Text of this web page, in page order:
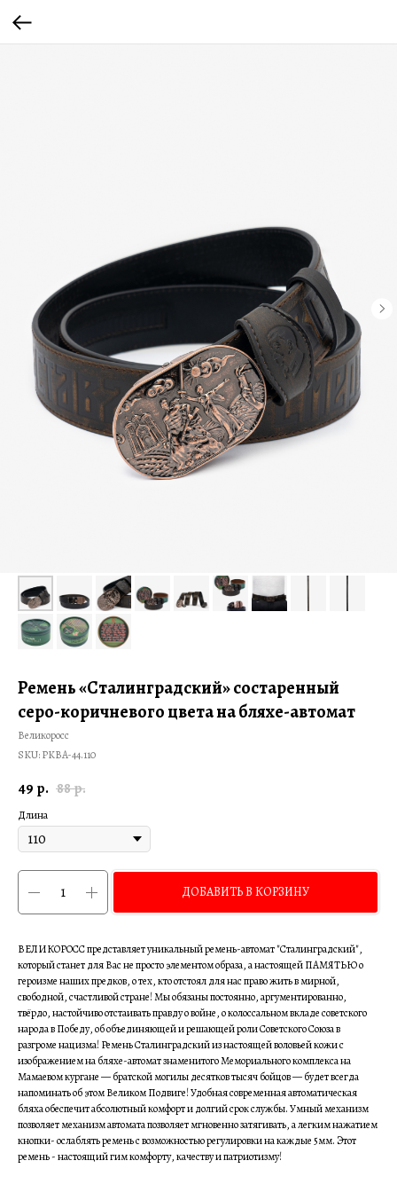
Ремень «Сталинградский» состаренный
серо-коричневого цвета на бляхе-автомат
Великоросс
SKU:PKBA-44.110
49 р. 88р.
Длина
ДОБАВИТЬ В КОРЗИНУ
ВЕЛИКОРОСС представляет уникальный ремень-автомат "Сталинградский",
который станет для Вас не просто элементом образа, а настоящей ПАМЯТЬЮ о
героизме наших предков, о тех, кто отстоял для нас право жить в мирной,
свободной, счастливой стране! Мы обязаны постоянно, аргументированно,
твёрдо, настойчиво отстаивать правду о войне, о колоссальном вкладе советского
народа в Победу, об объединяющей и решающей роли Советского Союза в
разгроме нацизма! Ремень Сталинградский из настоящей воловьей кожи с
изображением на бляхе-автомат знаменитого Мемориального комплекса на
Мамаевом кургане — братской могилы десятков тысяч бойцов — будет всегда
напоминать об этом Великом Подвиге! Удобная современная автоматическая
бляха обеспечит абсолютный комфорт и долгий срок службы. Умный механизм
позволяет механизм автомата позволяет мгновенно затягивать, а легким нажатием
кнопки- ослаблять ремень с возможностью регулировки на каждые 5мм. Этот
ремень - настоящий гим комфорту, качеству и патриотизму!